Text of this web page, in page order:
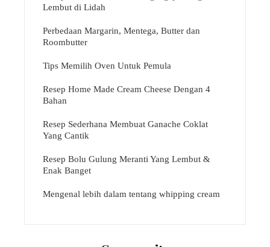
Lembut di Lidah
Perbedaan Margarin, Mentega, Butter dan
Roombutter
Tips Memilih Oven Untuk Pemula
Resep Home Made Cream Cheese Dengan 4
Bahan
Resep Sederhana Membuat Ganache Coklat
Yang Cantik
Resep Bolu Gulung Meranti Yang Lembut &
Enak Banget
Mengenal lebih dalam tentang whipping cream